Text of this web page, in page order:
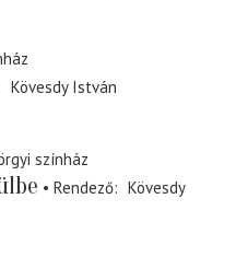
Kövesdy István
színház
Rendező
Kövesdy